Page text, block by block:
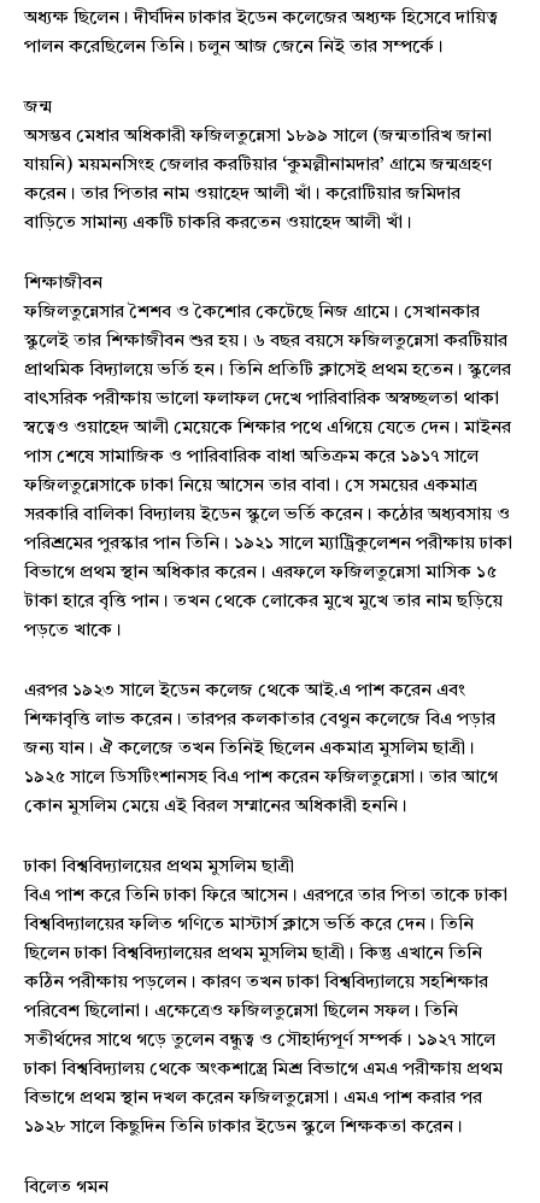
অধ্যক্ষ ছিলেন। দীর্ঘদিন ঢাকার ইডেন কলেজের অধ্যক্ষ হিসেবে দায়িত্ব
পালন করেছিলেন তিনি। চলুন আজ জেনে নিই তার সম্পর্কে।
জন্ম
অসম্ভব মেধার অধিকারী ফজিলতুন্নেসা ১৮৯৯ সালে (জন্মতারিখ জানা
যায়নি) ময়মনসিংহ জেলার করটিয়ার ‘কুমল্লীনামদার’ গ্রামে জন্মগ্রহণ
করেন। তার পিতার নাম ওয়াহেদ আলী খাঁ। করোটিয়ার জমিদার
বাড়িতে সামান্য একটি চাকরি করতেন ওয়াহেদ আলী খাঁ।
শিক্ষাজীবন
ফজিলতুন্নেসার শৈশব ও কৈশোর কেটেছে নিজ গ্রামে। সেখানকার
স্কুলেই তার শিক্ষাজীবন শুর হয়। ৬ বছর বয়সে ফজিলতুন্নেসা করটিয়ার
প্রাথমিক বিদ্যালয়ে ভর্তি হন। তিনি প্রতিটি ক্লাসেই প্রথম হতেন। স্কুলের
বাৎসরিক পরীক্ষায় ভালো ফলাফল দেখে পারিবারিক অস্বচ্ছলতা থাকা
স্বত্বেও ওয়াহেদ আলী মেয়েকে শিক্ষার পথে এগিয়ে যেতে দেন। মাইনর
পাস শেষে সামাজিক ও পারিবারিক বাধা অতিক্রম করে ১৯১৭ সালে
ফজিলতুন্নেসাকে ঢাকা নিয়ে আসেন তার বাবা। সে সময়ের একমাত্র
সরকারি বালিকা বিদ্যালয় ইডেন স্কুলে ভর্তি করেন। কঠোর অধ্যবসায় ও
পরিশ্রমের পুরস্কার পান তিনি। ১৯২১ সালে ম্যাট্রিকুলেশন পরীক্ষায় ঢাকা
বিভাগে প্রথম স্থান অধিকার করেন। এরফলে ফজিলতুন্নেসা মাসিক ১৫
টাকা হারে বৃত্তি পান। তখন থেকে লোকের মুখে মুখে তার নাম ছড়িয়ে
পড়তে খাকে।
এরপর ১৯২৩ সালে ইডেন কলেজ থেকে আই.এ পাশ করেন এবং
শিক্ষাবৃত্তি লাভ করেন। তারপর কলকাতার বেথুন কলেজে বিএ পড়ার
জন্য যান। ঐ কলেজে তখন তিনিই ছিলেন একমাত্র মুসলিম ছাত্রী।
১৯২৫ সালে ডিসটিংশানসহ বিএ পাশ করেন ফজিলতুন্নেসা। তার আগে
কোন মুসলিম মেয়ে এই বিরল সম্মানের অধিকারী হননি।
ঢাকা বিশ্ববিদ্যালয়ের প্রথম মুসলিম ছাত্রী
বিএ পাশ করে তিনি ঢাকা ফিরে আসেন। এরপরে তার পিতা তাকে ঢাকা
বিশ্ববিদ্যালয়ের ফলিত গণিতে মাস্টার্স ক্লাসে ভর্তি করে দেন। তিনি
ছিলেন ঢাকা বিশ্ববিদ্যালয়ের প্রথম মুসলিম ছাত্রী। কিন্তু এখানে তিনি
কঠিন পরীক্ষায় পড়লেন। কারণ তখন ঢাকা বিশ্ববিদ্যালয়ে সহশিক্ষার
পরিবেশ ছিলোনা। এক্ষেত্রেও ফজিলতুন্নেসা ছিলেন সফল। তিনি
সতীর্থদের সাথে গড়ে তুলেন বন্ধুত্ব ও সৌহার্দ্যপূর্ণ সম্পর্ক। ১৯২৭ সালে
ঢাকা বিশ্ববিদ্যালয় থেকে অংকশাস্ত্রে মিশ্র বিভাগে এমএ পরীক্ষায় প্রথম
বিভাগে প্রথম স্থান দখল করেন ফজিলতুন্নেসা। এমএ পাশ করার পর
১৯২৮ সালে কিছুদিন তিনি ঢাকার ইডেন স্কুলে শিক্ষকতা করেন।
বিলেত গমন